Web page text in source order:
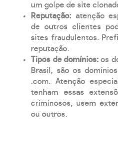
um golpe de site
Reputação: atenção
de outros clientes
sites fraudulentos.
reputação.
Tipos de domínios:os
Brasil, são os
.com. Atenção
tenham essas
criminosos, usem
ou outros.